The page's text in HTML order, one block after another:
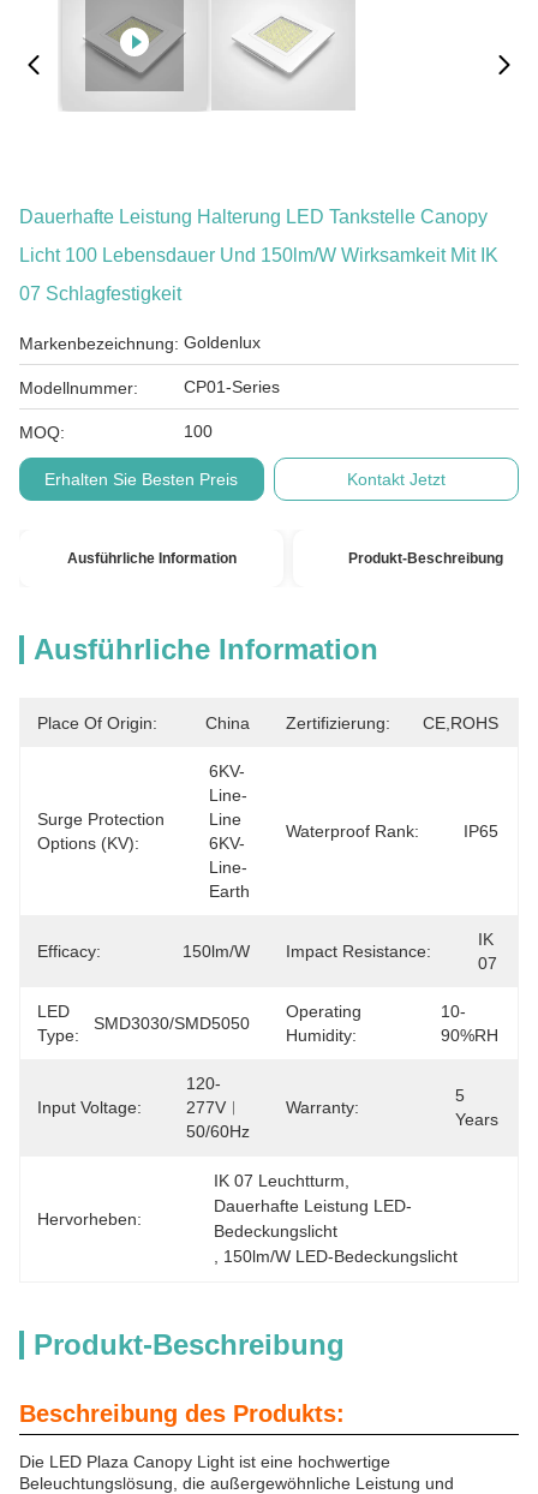
Dauerhafte Leistung Halterung LED Tankstelle Canopy
Licht 100 Lebensdauer Und 150lm/W Wirksamkeit Mit IK
07 Schlagfestigkeit
Markenbezeichnung: Goldenlux
Modellnummer: CP01-Series
MOQ: 100
Erhalten Sie Besten Preis Kontakt Jetzt
Ausführliche Information Produkt-Beschreibung
Ausführliche Information
Place Of Origin: China Zertifizierung: CE,ROHS
Surge Protection
Options (kV):
6KV-
Line-
Line
6KV-
Line-
Earth
Waterproof Rank: IP65
Efficacy: 150lm/W Impact Resistance:
IK
07
LED
Type:
SMD3030/SMD5050
Operating
Humidity:
10-
90%RH
Input Voltage:
120-
277V︱
50/60Hz
Warranty:
5
Years
Hervorheben:
IK 07 Leuchtturm
Dauerhafte Leistung LED-
Bedeckungslicht
150lm/W LED-Bedeckungslicht
Produkt-Beschreibung
Beschreibung des Produkts:
Die LED Plaza Canopy Light ist eine hochwertige
Beleuchtungslösung, die außergewöhnliche Leistung und